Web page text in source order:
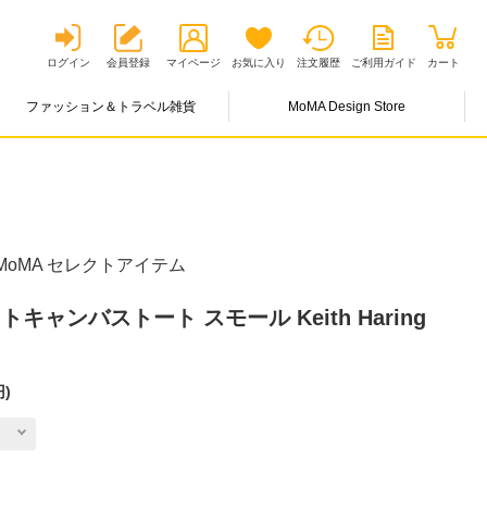
ログイン 会員登録 マイページ お気に入り 注文履歴 ご利用ガイド カート
ファッション＆トラベル雑貨 MoMA Design Store
セレクトアイテム
キャンバストート スモール Keith Haring
)